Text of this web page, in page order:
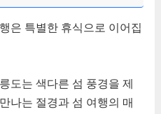
은 특별한 휴식으로 이어집
도는 색다른 섬 풍경을 제
나는 절경과 섬 여행의 매